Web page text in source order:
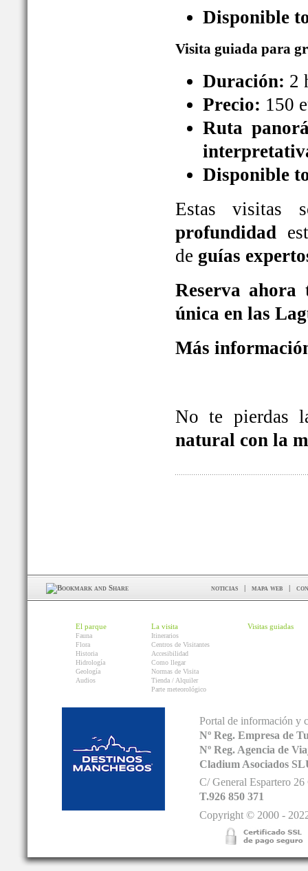
Disponible
Visita guiada para
Duración: 2
Precio: 150
Ruta
Disponible
Estas
profundidad
de guías
Reserva
única en las
Más
No te pierdas
natural con la
noticias mapa web
El parque
Fauna
Flora
Historia
Hidrología
Geología
Audios
La visita
Itinerarios
Centros de Visitantes
Accesibilidad
Como llegar
Normas de Visita
Tienda / Alquiler
Parte meteorológico
Visitas guiadas
Portal de información y
Nº Reg. Empresa de
Nº Reg. Agencia de
Cladium Asociados
C/ General Espartero
T.926 850 371
Copyright © 2000 -